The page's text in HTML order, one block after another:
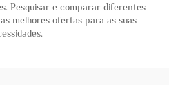
Pesquisar e comparar diferentes
melhores ofertas para as suas